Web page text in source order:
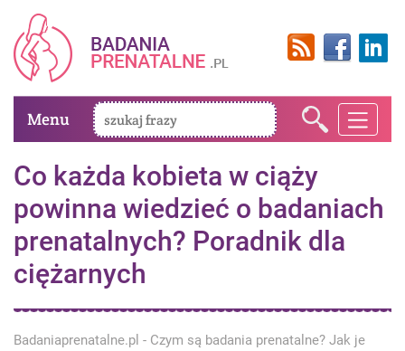
Menu
Co każda kobieta w ciąży
powinna wiedzieć o badaniach
prenatalnych? Poradnik dla
ciężarnych
Badaniaprenatalne.pl - Czym są badania prenatalne? Jak je